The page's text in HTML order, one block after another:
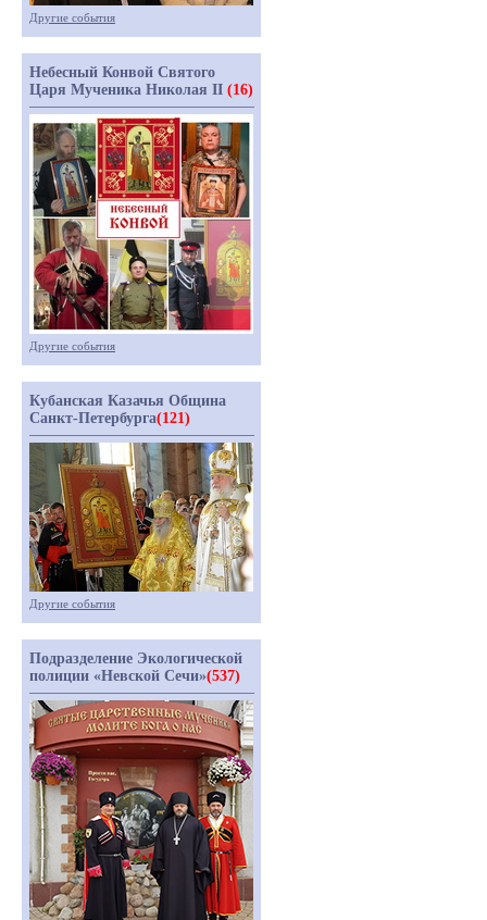
Другие события
Небесный Конвой Святого
Царя Мученика Николая II (16)
Другие события
Кубанская Казачья Община
Санкт-Петербурга(121)
Другие события
Подразделение Экологической
полиции «Невской Сечи»(537)